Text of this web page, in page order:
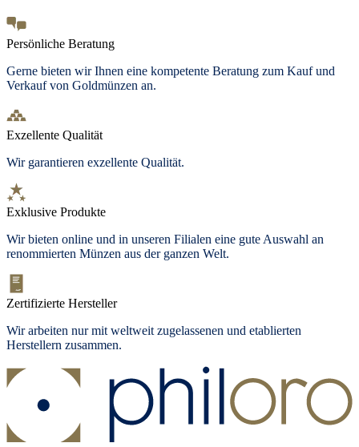
Persönliche Beratung
Gerne bieten wir Ihnen eine kompetente Beratung zum Kauf und
Verkauf von Goldmünzen an.
Exzellente Qualität
Wir garantieren exzellente Qualität.
Exklusive Produkte
Wir bieten online und in unseren Filialen eine gute Auswahl an
renommierten Münzen aus der ganzen Welt.
Zertifizierte Hersteller
Wir arbeiten nur mit weltweit zugelassenen und etablierten
Herstellern zusammen.